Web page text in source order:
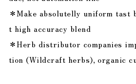
＊Make absolutelly uniform tast
t high accuracy blend
＊Herb distributor companies
tion (Wildcraft herbs), organic